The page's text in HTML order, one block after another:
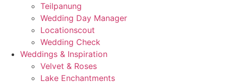
Teilpanung
Wedding Day Manager
Locationscout
Wedding Check
Weddings & Inspiration
Velvet & Roses
Lake Enchantments